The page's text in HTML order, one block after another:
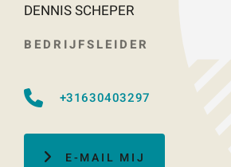
DENNIS SCHEPER
BEDRIJFSLEIDER
+31630403297
E-MAIL MIJ